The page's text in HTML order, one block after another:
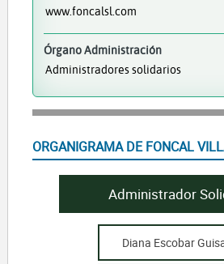
www.foncalsl.com
Órgano Administración
Administradores solidarios
ORGANIGRAMA DE FONCAL
Administrador
Diana Escobar